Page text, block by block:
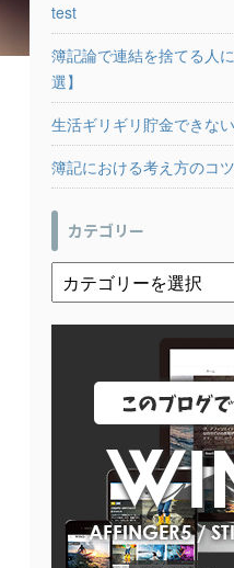
test
簿記論で連結を捨てる人
選】
生活ギリギリ貯金できな
簿記における考え方のコツ
カテゴリー